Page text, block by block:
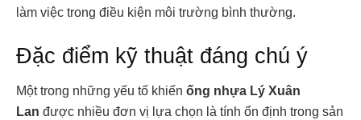
làm việc trong điều kiện môi trường bình thường.
Đặc điểm kỹ thuật đáng chú ý
Một trong những yếu tố khiến ống nhựa Lý Xuân
Lan được nhiều đơn vị lựa chọn là tính ổn định trong sản